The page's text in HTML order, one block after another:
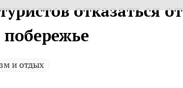
отказаться от
и отдых